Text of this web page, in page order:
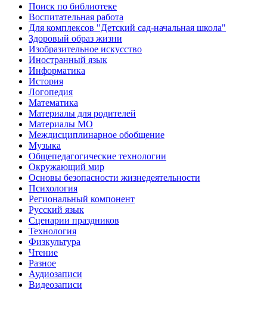
Поиск по библиотеке
Воспитательная работа
Для комплексов "Детский сад-начальная школа"
Здоровый образ жизни
Изобразительное искусство
Иностранный язык
Информатика
История
Логопедия
Математика
Материалы для родителей
Материалы МО
Междисциплинарное обобщение
Музыка
Общепедагогические технологии
Окружающий мир
Основы безопасности жизнедеятельности
Психология
Региональный компонент
Русский язык
Сценарии праздников
Технология
Физкультура
Чтение
Разное
Аудиозаписи
Видеозаписи